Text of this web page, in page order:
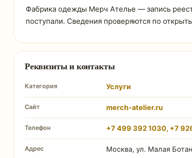
Фабрика одежды Мерч Ателье — запись
поступали. Сведения проверяются по
Реквизиты и контакты
Категория Услуги
Сайт merch-atelier.ru
Телефон +7 499 392 1030, +7
Адрес Москва, ул. Малая